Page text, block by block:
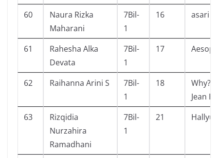
60
Naura Rizka
Maharani
7Bil-
1
16 asari
61
Rahesha Alka
Devata
7Bil-
1
17
62 Raihanna Arini S
7Bil-
1
18
Why?
Jean
63
Rizqidia
Nurzahira
Ramadhani
7Bil-
1
21 Hallyu